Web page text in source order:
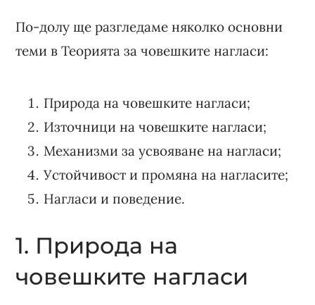
По-долу ще разгледаме няколко основни
теми в Теорията за човешките нагласи:
Природа на човешките нагласи;
Източници на човешките нагласи;
Механизми за усвояване на нагласи;
Устойчивост и промяна на нагласите;
Нагласи и поведение.
1. Природа на
човешките нагласи